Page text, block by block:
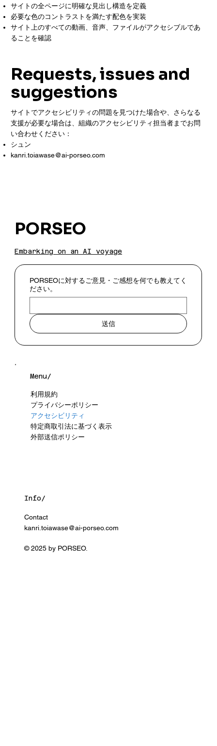
サイトの全ページに明確な見出し構造を定義
必要な色のコントラストを満たす配色を実装
サイト上のすべての動画、音声、ファイルがアクセシブルであ
ることを確認
Requests, issues and
suggestions
サイトでアクセシビリティの問題を見つけた場合や、さらなる
支援が必要な場合は、組織のアクセシビリティ担当者までお問
い合わせください：
シュン
kanri.toiawase@ai-porseo.com
PORSEO
Embarking on an AI voyage
PORSEOに対するご意見・ご感想を何でも教えてく
ださい。
送信
Menu/
利用規約
プライバシーポリシー
アクセシビリティ
特定商取引法に基づく表示
外部送信ポリシー
Info/
Contact
kanri.toiawase@ai-porseo.com
© 2025 by PORSEO.